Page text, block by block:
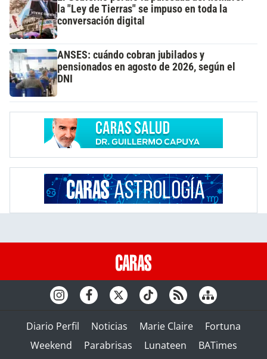
la "Ley de Tierras" se impuso en toda la
conversación digital
ANSES: cuándo cobran jubilados y
pensionados en agosto de 2026, según el
DNI
Diario Perfil Noticias Marie Claire
Fortuna
Weekend
Parabrisas Lunateen BATimes